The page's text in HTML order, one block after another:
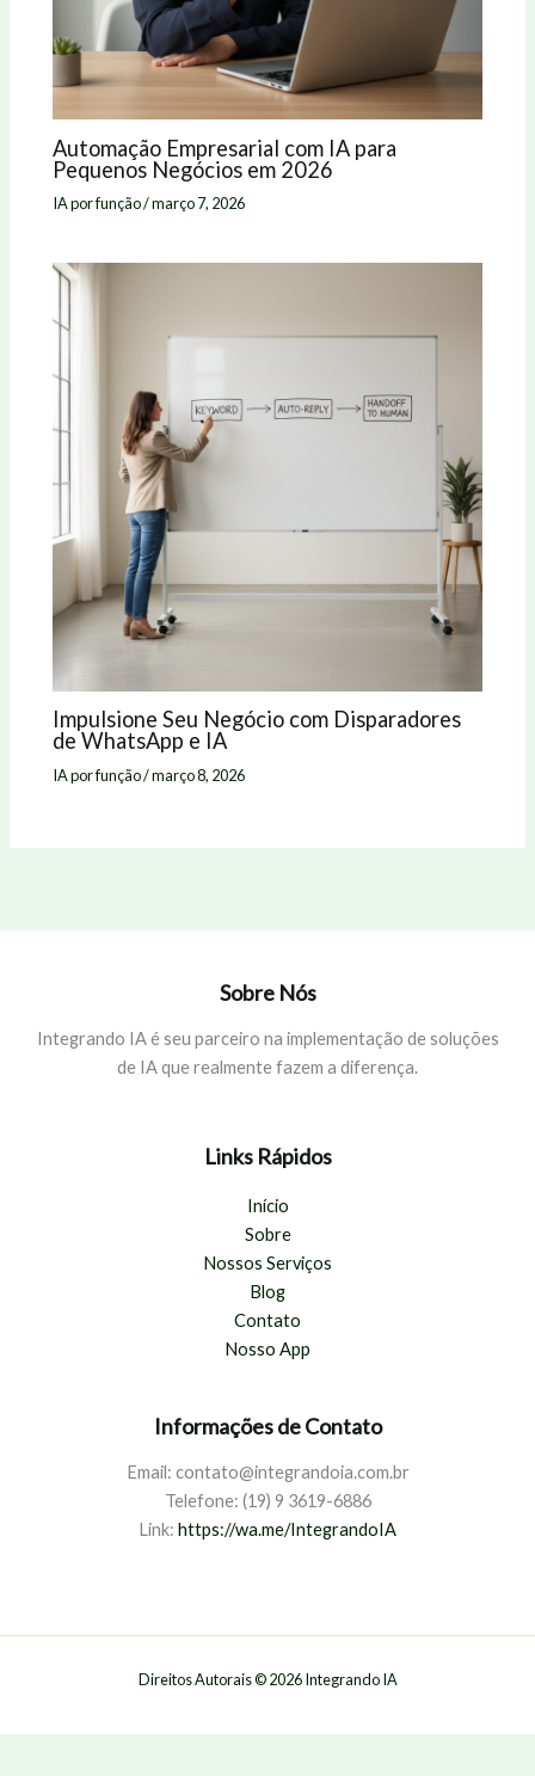
Automação Empresarial com IA para
Pequenos Negócios em 2026
IA por função/março 7, 2026
Impulsione Seu Negócio com Disparadores
de WhatsApp e IA
IA por função/março 8, 2026
Sobre Nós
Integrando IA é seu parceiro na implementação de soluções
de IA que realmente fazem a diferença.
Links Rápidos
Início
Sobre
Nossos Serviços
Blog
Contato
Nosso App
Informações de Contato
Email: contato@integrandoia.com.br
Telefone: (19) 9 3619-6886
Link: https://wa.me/IntegrandoIA
Direitos Autorais © 2026 Integrando IA